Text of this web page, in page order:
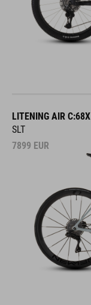
LITENING AIR C:68X
SLT
7899 EUR